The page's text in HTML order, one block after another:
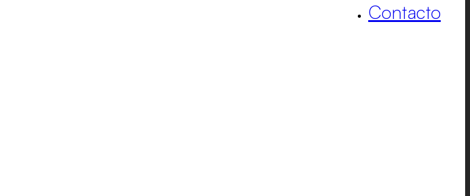
Contacto